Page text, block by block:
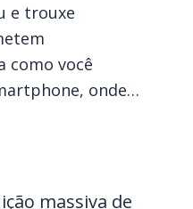
e trouxe
como você
onde…
massiva de